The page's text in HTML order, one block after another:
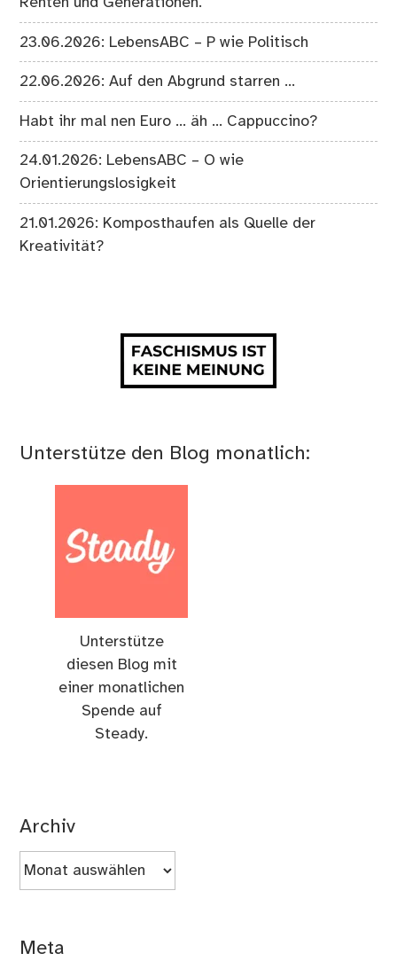
23.06.2026: LebensABC – P wie Politisch
22.06.2026: Auf den Abgrund starren …
Habt ihr mal nen Euro … äh … Cappuccino?
24.01.2026: LebensABC – O wie
Orientierungslosigkeit
21.01.2026: Komposthaufen als Quelle der
Kreativität?
Unterstütze den Blog monatlich:
Unterstütze
diesen Blog mit
einer monatlichen
Spende auf
Steady.
Archiv
Archiv
Meta